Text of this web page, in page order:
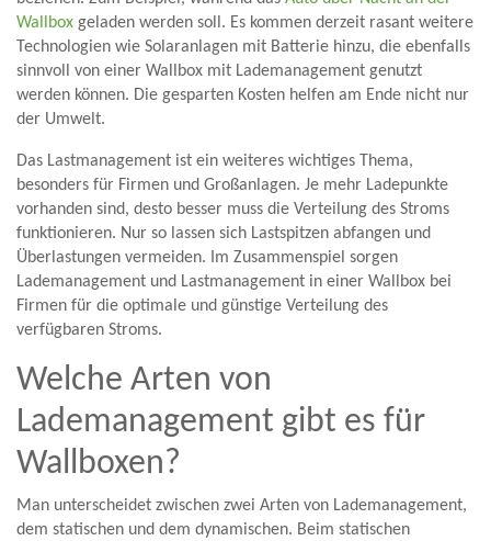
Wallbox geladen werden soll. Es kommen derzeit rasant weitere
Technologien wie Solaranlagen mit Batterie hinzu, die ebenfalls
sinnvoll von einer Wallbox mit Lademanagement genutzt
werden können. Die gesparten Kosten helfen am Ende nicht nur
der Umwelt.
Das Lastmanagement ist ein weiteres wichtiges Thema,
besonders für Firmen und Großanlagen. Je mehr Ladepunkte
vorhanden sind, desto besser muss die Verteilung des Stroms
funktionieren. Nur so lassen sich Lastspitzen abfangen und
Überlastungen vermeiden. Im Zusammenspiel sorgen
Lademanagement und Lastmanagement in einer Wallbox bei
Firmen für die optimale und günstige Verteilung des
verfügbaren Stroms.
Welche Arten von
Lademanagement gibt es für
Wallboxen?
Man unterscheidet zwischen zwei Arten von Lademanagement,
dem statischen und dem dynamischen. Beim statischen